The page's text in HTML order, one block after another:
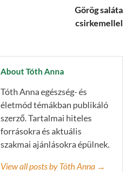
Görög saláta
csirkemellel
About Tóth Anna
Tóth Anna egészség- és
életmód témákban publikáló
szerző. Tartalmai hiteles
forrásokra és aktuális
szakmai ajánlásokra épülnek.
View all posts by Tóth Anna →